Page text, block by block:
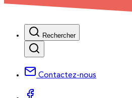
Rechercher
Contactez-nous